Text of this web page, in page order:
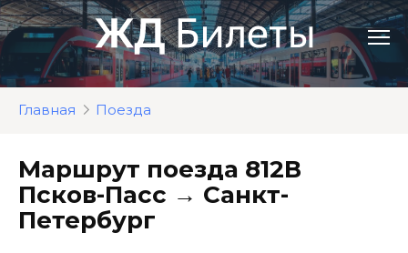
Перейти
к
контенту
Главная Поезда
Маршрут поезда 812В
Псков-Пасс → Санкт-
Петербург